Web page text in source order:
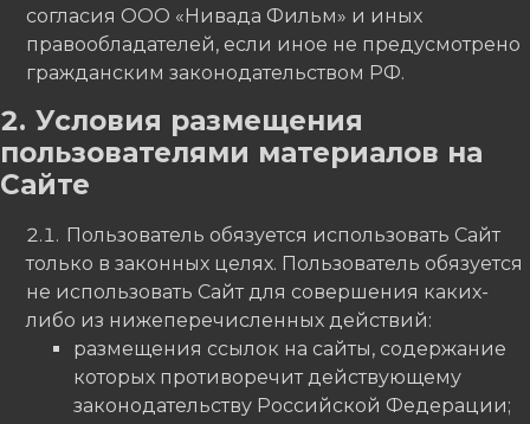
согласия ООО «Нивада Фильм» и иных
правообладателей, если иное не предусмотрено
гражданским законодательством РФ.
Условия размещения
пользователями материалов на
Сайте
Пользователь обязуется использовать Сайт
только в законных целях. Пользователь обязуется
не использовать Сайт для совершения каких-
либо из нижеперечисленных действий:
размещения ссылок на сайты, содержание
которых противоречит действующему
законодательству Российской Федерации;